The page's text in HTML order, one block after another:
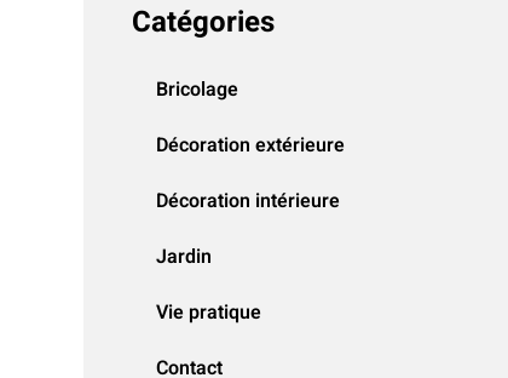
Catégories
Bricolage
Décoration extérieure
Décoration intérieure
Jardin
Vie pratique
Contact